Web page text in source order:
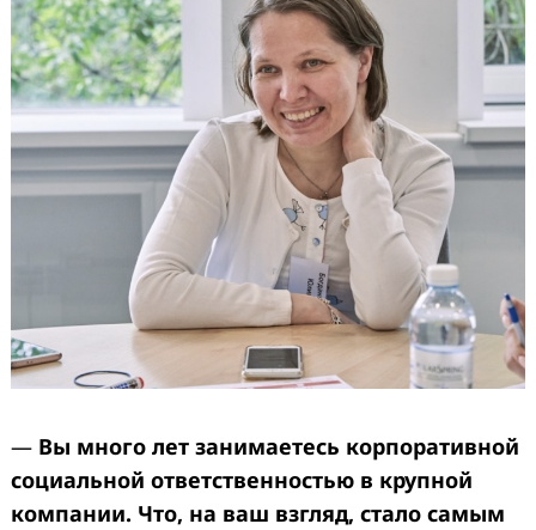
— Вы много лет занимаетесь корпоративной
социальной ответственностью в крупной
компании. Что, на ваш взгляд, стало самым